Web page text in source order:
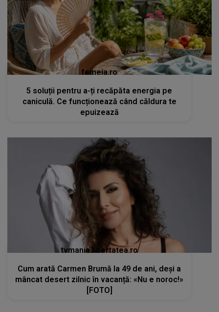
femeia.ro
5 soluții pentru a-ți recăpăta energia pe
caniculă. Ce funcționează când căldura te
epuizează
tvmania.libertatea.ro
Cum arată Carmen Brumă la 49 de ani, deși a
mâncat desert zilnic în vacanță: «Nu e noroc!»
[FOTO]